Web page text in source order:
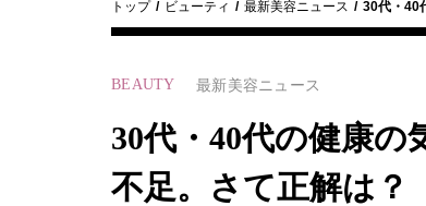
トップ ビューティ 最新美容ニュース 30代・40
BEAUTY 最新美容ニュース
30代・40代の健康
不足。さて正解は？